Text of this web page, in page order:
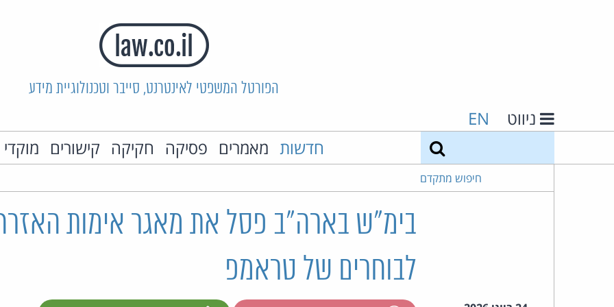
הפורטל המשפטי לאינטרנט, סייבר וטכנולוגיית מידע
ניווט EN
חדשות מאמרים פסיקה חקיקה קישורים
חיפוש מתקדם
בימ"ש בארה"ב פסל את מאגר אימות
לבוחרים של טראמפ